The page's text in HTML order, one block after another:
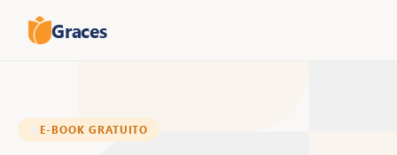
Graces
E-BOOK GRATUITO